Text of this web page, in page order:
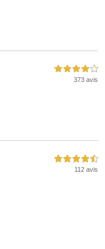
4,0 étoiles sur 5
373 avis
4,5 étoiles sur 5
112 avis